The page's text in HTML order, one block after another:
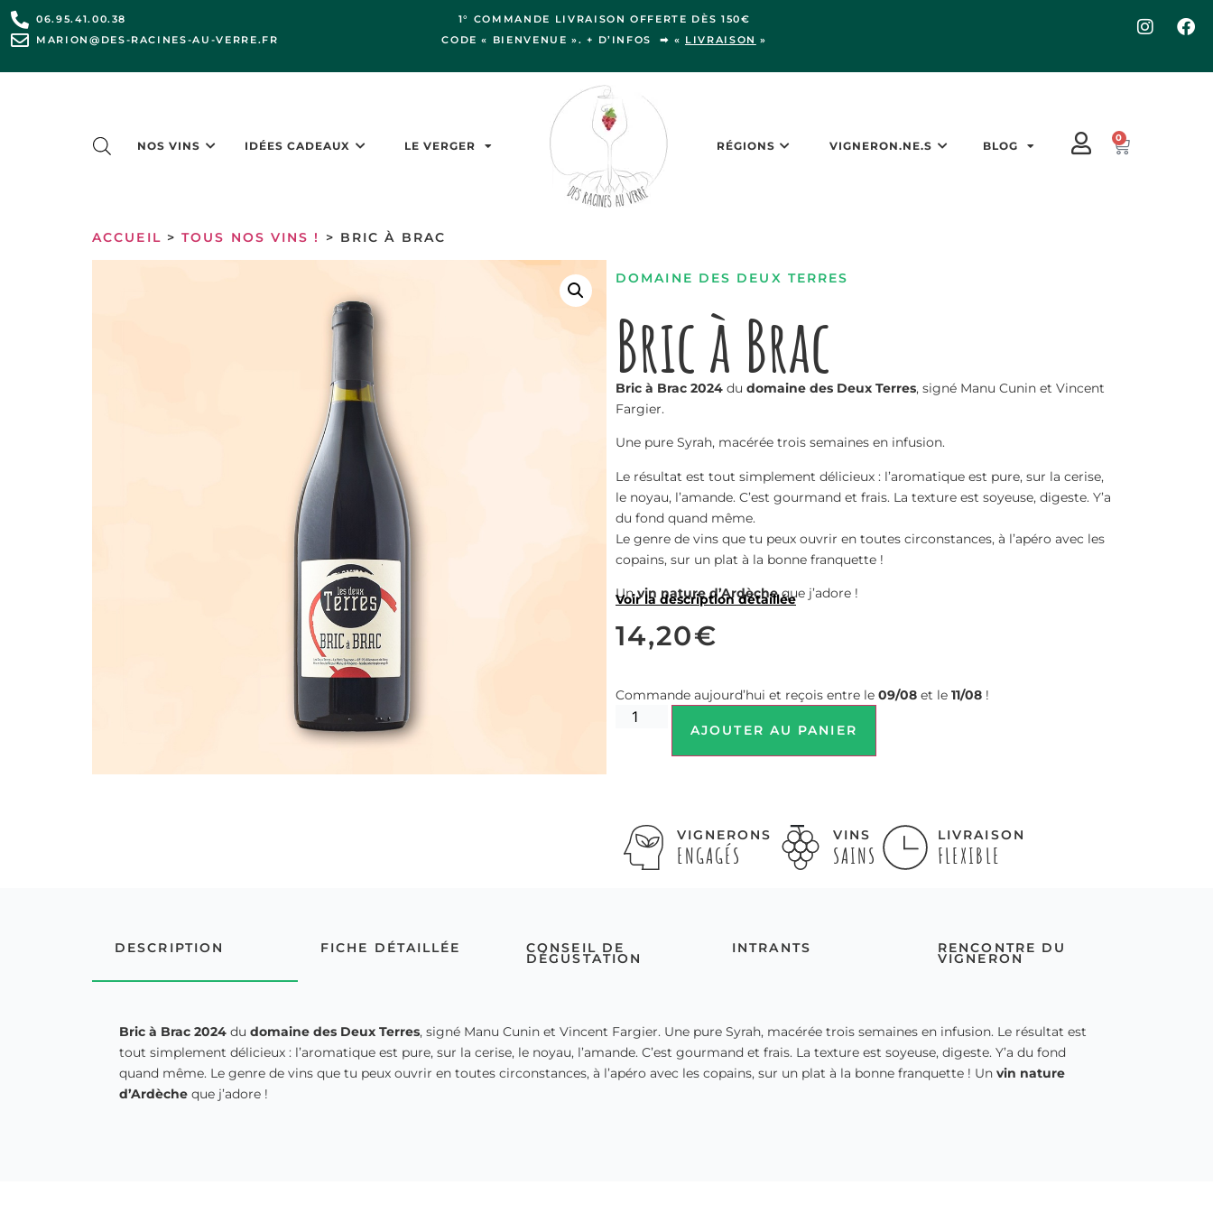
06.95.41.00.38
MARION@DES-RACINES-AU-VERRE.FR
1° COMMANDE LIVRAISON OFFERTE DÈS 150€
CODE « BIENVENUE ». + D’INFOS ➡ « LIVRAISON »
NOS VINS IDÉES CADEAUX LE VERGER RÉGIONS VIGNERON.NE.S BLOG
0
ACCUEIL >TOUS NOS VINS ! > BRIC À BRAC
DOMAINE DES DEUX TERRES
Bric à Brac
Bric à Brac 2024 du domaine des Deux Terres, signé Manu Cunin et Vincent
Fargier.
Une pure Syrah, macérée trois semaines en infusion.
Le résultat est tout simplement délicieux : l’aromatique est pure, sur la cerise,
le noyau, l’amande. C’est gourmand et frais. La texture est soyeuse, digeste. Y’a
du fond quand même.
Le genre de vins que tu peux ouvrir en toutes circonstances, à l’apéro avec les
copains, sur un plat à la bonne franquette !
Unvin nature d’Ardècheque j’adore !
Voir la description détaillée
14,20€
Commande aujourd’hui et reçois entre le 09/08 et le 11/08 !
AJOUTER AU PANIER
VIGNERONS
ENGAGÉS
VINS
SAINS
LIVRAISON
FLEXIBLE
DESCRIPTION FICHE DÉTAILLÉE CONSEIL DE
DÉGUSTATION
INTRANTS RENCONTRE DU
VIGNERON
Bric à Brac 2024 du domaine des Deux Terres, signé Manu Cunin et Vincent Fargier. Une pure Syrah, macérée trois semaines en infusion. Le résultat est
tout simplement délicieux : l’aromatique est pure, sur la cerise, le noyau, l’amande. C’est gourmand et frais. La texture est soyeuse, digeste. Y’a du fond
quand même. Le genre de vins que tu peux ouvrir en toutes circonstances, à l’apéro avec les copains, sur un plat à la bonne franquette ! Un vin nature
d’Ardèche que j’adore !